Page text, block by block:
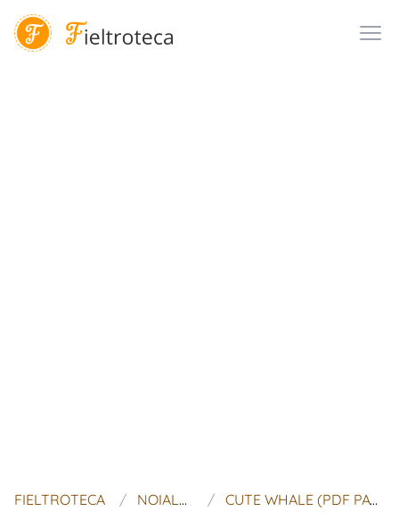
FIELTROTECA NOIALAND CUTE WHALE (PDF PATTERN)